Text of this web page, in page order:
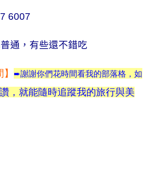
6007
通，有些還不錯吃
】 ➨謝謝你們花時間看我的部落格，如
，就能隨時追蹤我的旅行與美